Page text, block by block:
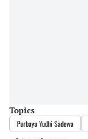
Topics
Purbaya Yudhi Sadewa